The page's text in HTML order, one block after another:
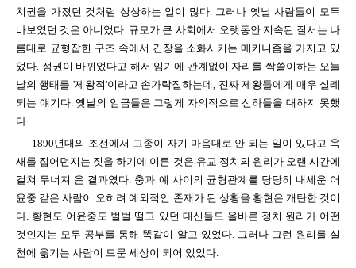
치권을 가졌던 것처럼 상상하는 일이 많다. 그러나 옛날 사람들이 모두
바보였던 것은 아니었다. 규모가 큰 사회에서 오랫동안 지속된 질서는 나
름대로 균형잡힌 구조 속에서 긴장을 소화시키는 메커니즘을 가지고 있
었다. 정권이 바뀌었다고 해서 임기에 관계없이 자리를 싹쓸이하는 오늘
날의 행태를 '제왕적'이라고 손가락질하는데, 진짜 제왕들에게 매우 실례
되는 얘기다. 옛날의 임금들은 그렇게 자의적으로 신하들을 대하지 못했
다.
1890년대의 조선에서 고종이 자기 마음대로 안 되는 일이 있다고 옥
새를 집어던지는 짓을 하기에 이른 것은 유교 정치의 원리가 오랜 시간에
걸쳐 무너져 온 결과였다. 충과 예 사이의 균형관계를 당당히 내세운 어
윤중 같은 사람이 오히려 예외적인 존재가 된 상황을 황현은 개탄한 것이
다. 황현도 어윤중도 벌벌 떨고 있던 대신들도 올바른 정치 원리가 어떤
것인지는 모두 공부를 통해 똑같이 알고 있었다. 그러나 그런 원리를 실
천에 옮기는 사람이 드문 세상이 되어 있었다.